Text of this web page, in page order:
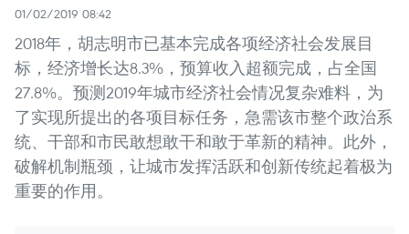
01/02/2019 08:42
2018年，胡志明市已基本完成各项经济社会发展目
标，经济增长达8.3%，预算收入超额完成，占全国
27.8%。预测2019年城市经济社会情况复杂难料，为
了实现所提出的各项目标任务，急需该市整个政治系
统、干部和市民敢想敢干和敢于革新的精神。此外，
破解机制瓶颈，让城市发挥活跃和创新传统起着极为
重要的作用。